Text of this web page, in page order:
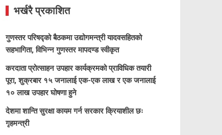
भर्खरै प्रकाशित
गुणस्तर परिषद्को बैठकमा उद्योगमन्त्री यादवसहितको
सहभागिता, विभिन्न गुणस्तर मापदण्ड स्वीकृत
करदाता प्रोत्साहन उपहार कार्यक्रमको प्राविधिक तयारी
पूरा, शुक्रबार १५ जनालाई एक-एक लाख र एक जनालाई
१० लाख उपहार घोषणा हुने
देशमा शान्ति सुरक्षा कायम गर्न सरकार क्रियाशील छः
गृहमन्त्री